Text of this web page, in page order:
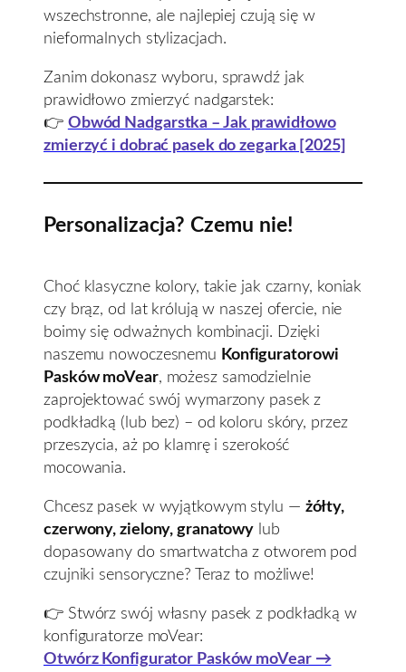
wszechstronne, ale najlepiej czują się w
nieformalnych stylizacjach.
Zanim dokonasz wyboru, sprawdź jak
prawidłowo zmierzyć nadgarstek:
👉 Obwód Nadgarstka – Jak prawidłowo
zmierzyć i dobrać pasek do zegarka [2025]
Personalizacja? Czemu nie!
Choć klasyczne kolory, takie jak czarny, koniak
czy brąz, od lat królują w naszej ofercie, nie
boimy się odważnych kombinacji. Dzięki
naszemu nowoczesnemu Konfiguratorowi
Pasków moVear, możesz samodzielnie
zaprojektować swój wymarzony pasek z
podkładką (lub bez) – od koloru skóry, przez
przeszycia, aż po klamrę i szerokość
mocowania.
Chcesz pasek w wyjątkowym stylu — żółty,
czerwony, zielony, granatowy lub
dopasowany do smartwatcha z otworem pod
czujniki sensoryczne? Teraz to możliwe!
👉 Stwórz swój własny pasek z podkładką w
konfiguratorze moVear:
Otwórz Konfigurator Pasków moVear →